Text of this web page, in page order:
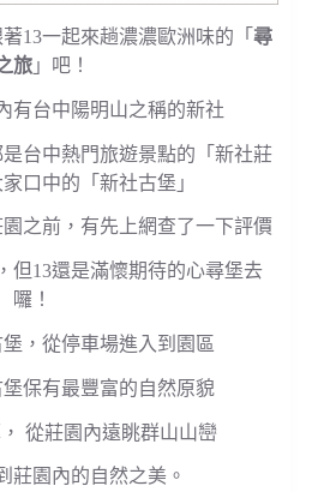
13一起來趟濃濃歐洲味的「尋
旅 」吧！
有台中陽明山之稱的新社
台中熱門旅遊景點的「新社莊
口中的「新社古堡」
之前，有先上網查了一下評價
但13還是滿懷期待的心尋堡去
囉！
，從停車場進入到園區
保有最豐富的自然原貌
從莊園內遠眺群山山巒
莊園內的自然之美。